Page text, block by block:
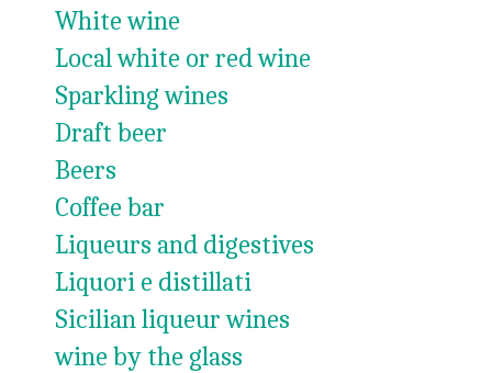
White wine
Local white or red wine
Sparkling wines
Draft beer
Beers
Coffee bar
Liqueurs and digestives
Liquori e distillati
Sicilian liqueur wines
wine by the glass